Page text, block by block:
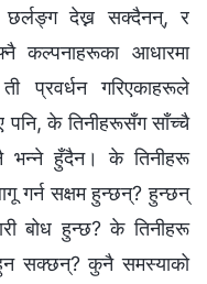
छर्लङ्ग देख्न सक्दैनन्, र
कल्पनाहरूका आधारमा
प्रवर्धन गरिएकाहरूले
पनि, के तिनीहरूसँग साँच्चै
भन्ने हुँदैन। के तिनीहरू
गर्न सक्षम हुन्छन्? हुन्छन्
बोध हुन्छ? के तिनीहरू
सक्छन्? कुनै समस्याको